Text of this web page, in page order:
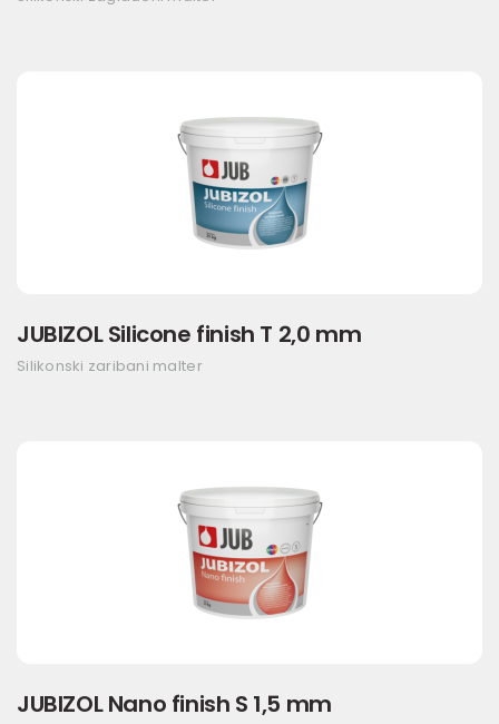
JUBIZOL Silicone finish T 2,0 mm
Silikonski zaribani malter
JUBIZOL Nano finish S 1,5 mm